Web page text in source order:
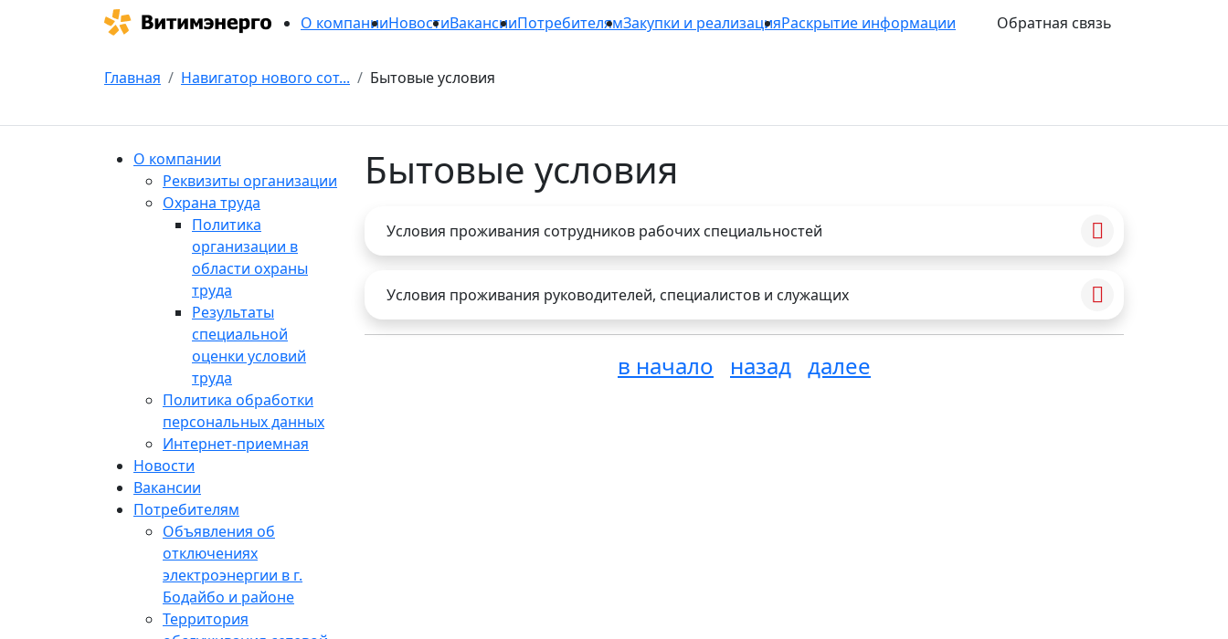
Бытовые условия
Условия проживания сотрудников рабочих специальностей
Условия проживания руководителей, специалистов и служащих
в начало назад далее
О компании
Реквизиты организации
Охрана труда
Политика
организации в
области охраны
труда
Результаты
специальной
оценки условий
труда
Политика обработки
персональных данных
Интернет-приемная
Новости
Вакансии
Потребителям
Объявления об
отключениях
электроэнергии в г.
Бодайбо и районе
Территория
О компанииНовостиВакансииПотребителямЗакупки и реализацияРаскрытие информации Обратная связь
Главная Навигатор нового сот... Бытовые условия